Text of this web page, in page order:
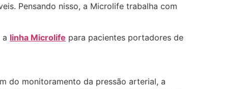
Pensando nisso, a Microlife trabalha com
a linha Microlife para pacientes portadores de
do monitoramento da pressão arterial, a